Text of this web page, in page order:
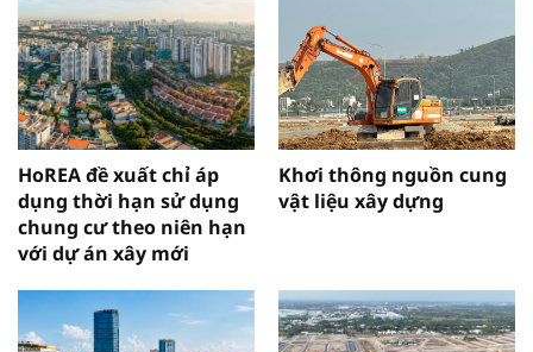
HoREA đề xuất chỉ áp
dụng thời hạn sử dụng
chung cư theo niên hạn
với dự án xây mới
Khơi thông nguồn cung
vật liệu xây dựng